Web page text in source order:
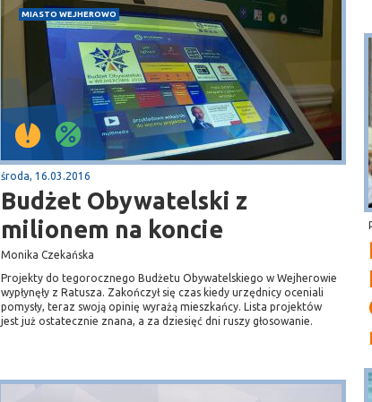
MIASTO WEJHEROWO
środa, 16.03.2016
Budżet Obywatelski z
milionem na koncie
Monika Czekańska
Projekty do tegorocznego Budżetu Obywatelskiego w Wejherowie
wypłynęły z Ratusza. Zakończył się czas kiedy urzędnicy oceniali
pomysły, teraz swoją opinię wyrażą mieszkańcy. Lista projektów
jest już ostatecznie znana, a za dziesięć dni ruszy głosowanie.